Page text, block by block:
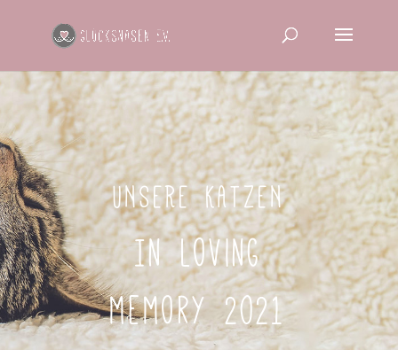
UNSERE KATZEN
In loving
memory 2021